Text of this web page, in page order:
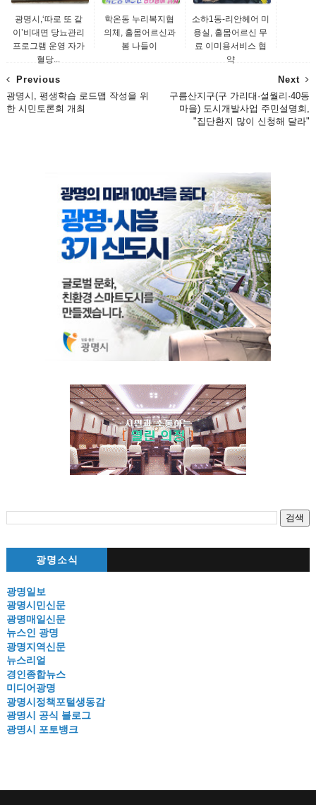
광명시,‘따로 또 같
이’비대면 당뇨관리
프로그램 운영 자가
혈당...
학온동 누리복지협
의체, 홀몸어르신과
봄 나들이
소하1동-리안헤어 미
용실, 홀몸어르신 무
료 이미용서비스 협
약
Next
구름산지구(구 가리대·설월리·40동
마을) 도시개발사업 주민설명회,
"집단환지 많이 신청해 달라"
Previous
광명시, 평생학습 로드맵 작성을 위
한 시민토론회 개최
광명소식
광명일보
광명시민신문
광명매일신문
뉴스인 광명
광명지역신문
뉴스리얼
경인종합뉴스
미디어광명
광명시정책포털생동감
광명시 공식 블로그
광명시 포토뱅크